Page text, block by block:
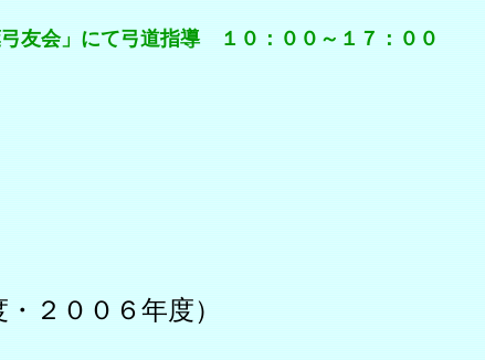
にて弓道指導 １０：００～１７：００
・２００６年度）